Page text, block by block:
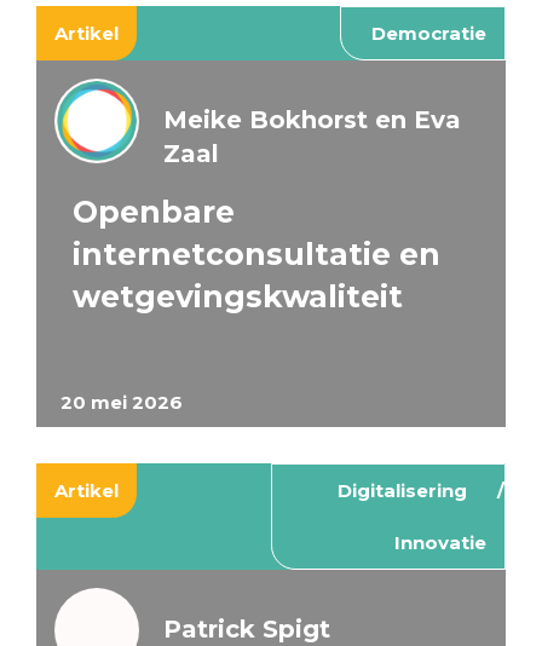
Artikel Democratie
20 mei 2026
Meike Bokhorst en Eva
Zaal
Openbare
internetconsultatie en
wetgevingskwaliteit
Artikel Digitalisering
Innovatie
Patrick Spigt